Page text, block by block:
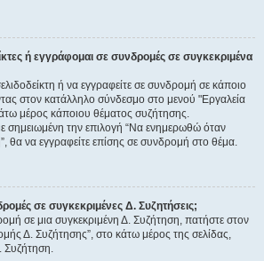
ή εγγράφομαι σε συνδρομές σε συγκεκριμένα
ή να εγγραφείτε σε συνδρομή σε κάποιο
στον κατάλληλο σύνδεσμο στο μενού "Εργαλεία
μέρος κάποιου θέματος συζήτησης.
σημειωμένη την επιλογή “Να ενημερωθώ όταν
θα να εγγραφείτε επίσης σε συνδρομή στο θέμα.
σε συγκεκριμένες Δ. Συζητήσεις;
σε μια συγκεκριμένη Δ. Συζήτηση, πατήστε στον
Δ. Συζήτησης”, στο κάτω μέρος της σελίδας,
Συζήτηση.